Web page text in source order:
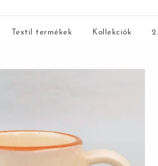
Textil termékek Kollekciók